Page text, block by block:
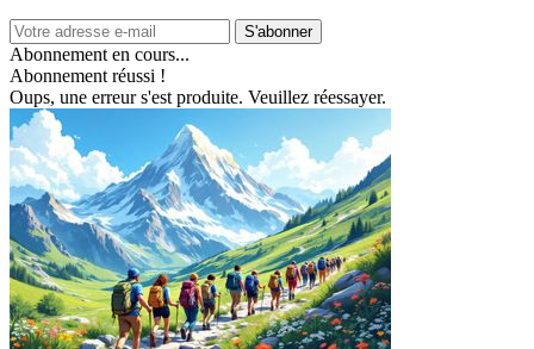
S'abonner
Abonnement en cours...
Abonnement réussi !
Oups, une erreur s'est produite. Veuillez réessayer.